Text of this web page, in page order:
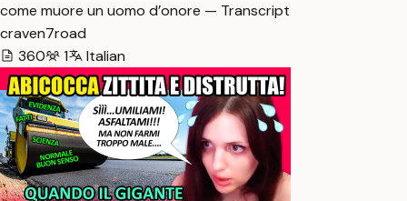
come muore un uomo d’onore — Transcript
craven7road
360
1 Italian